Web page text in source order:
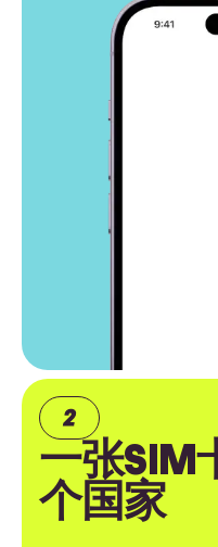
一张SIM
个国家